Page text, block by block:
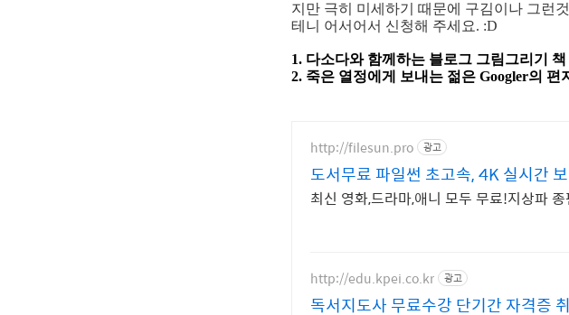
지만 극히 미세하기 때문에 구김이나 그런
테니 어서어서 신청해 주세요. :D
1. 다소다와 함께하는 블로그 그림그리기 책
2. 죽은 열정에게 보내는 젊은 Googler의 편
http://filesun.pro 광고
도서무료 파일썬 초고속, 4K 실시간
최신 영화,드라마,애니 모두 무료!지상파
http://edu.kpei.co.kr 광고
독서지도사 무료수강 단기간 자격증